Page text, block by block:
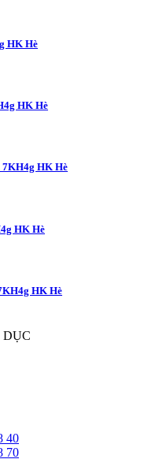
HK Hè
HK Hè
7KH4g HK Hè
HK Hè
HK Hè
40
70